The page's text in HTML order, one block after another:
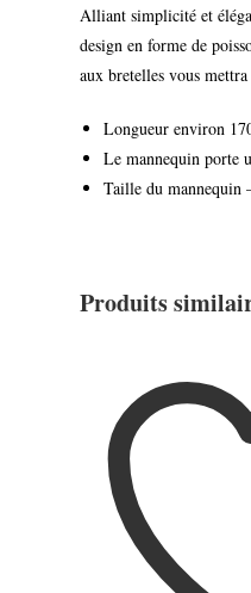
Alliant simplicité et
design en forme de
aux bretelles vous
Longueur environ
Le mannequin porte
Taille du mannequin
Produits